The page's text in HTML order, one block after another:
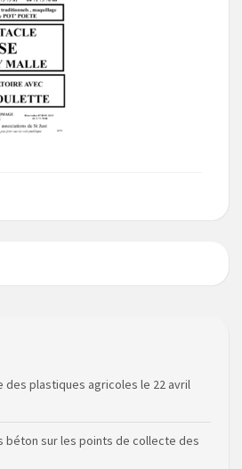
des plastiques agricoles le 22 avril
béton sur les points de collecte des